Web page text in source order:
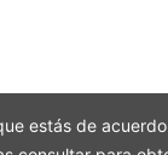
estás de